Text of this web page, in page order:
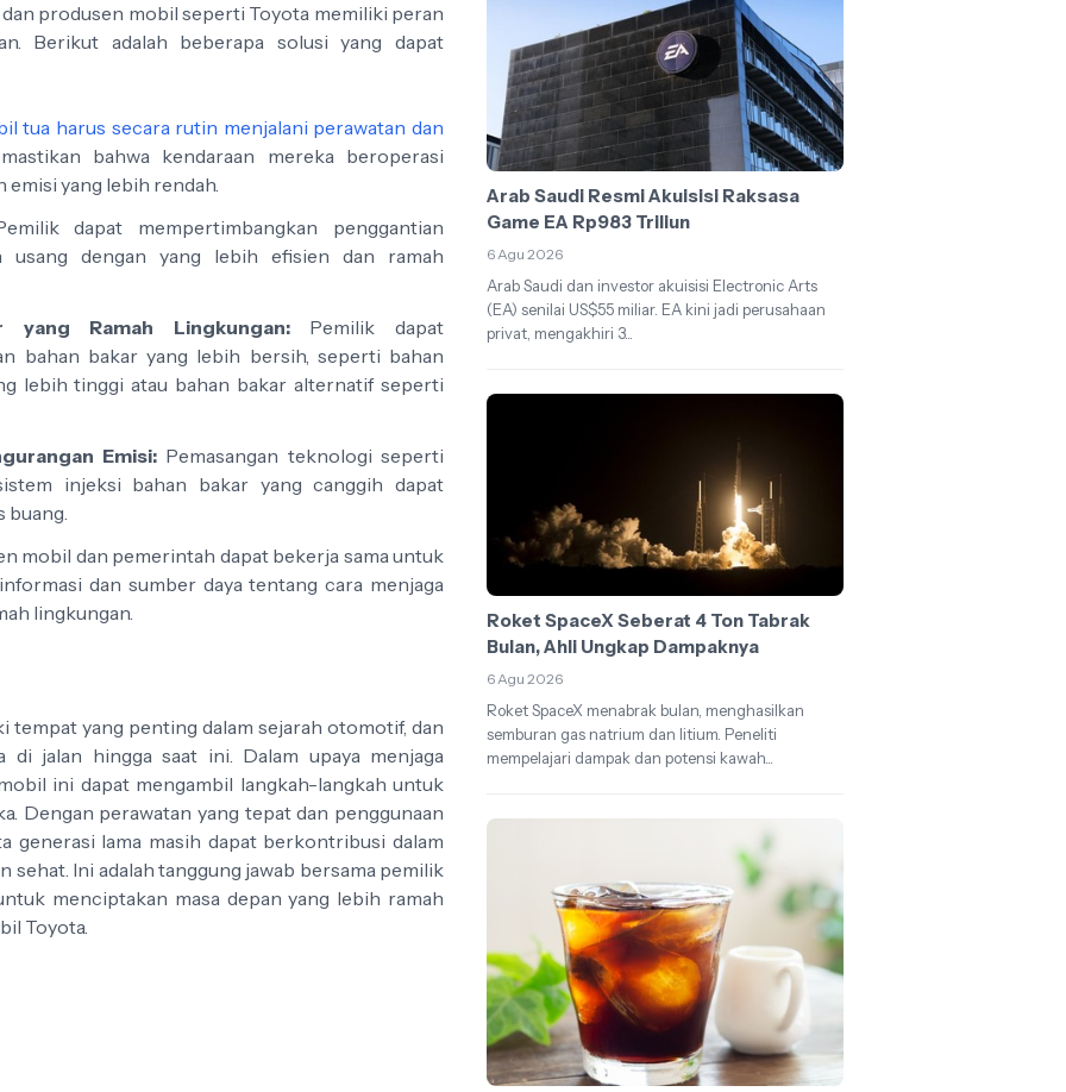
produsen mobil seperti Toyota memiliki peran
Berikut adalah beberapa solusi yang dapat
tua harus secara rutin menjalani perawatan dan
bahwa kendaraan mereka beroperasi
emisi yang lebih rendah.
dapat mempertimbangkan penggantian
usang dengan yang lebih efisien dan ramah
yang Ramah Lingkungan:Pemilik dapat
bahan bakar yang lebih bersih, seperti bahan
lebih tinggi atau bahan bakar alternatif seperti
Emisi: Pemasangan teknologi seperti
injeksi bahan bakar yang canggih dapat
buang.
mobil dan pemerintah dapat bekerja sama untuk
dan sumber daya tentang cara menjaga
lingkungan.
tempat yang penting dalam sejarah otomotif, dan
di jalan hingga saat ini. Dalam upaya menjaga
ini dapat mengambil langkah-langkah untuk
Dengan perawatan yang tepat dan penggunaan
generasi lama masih dapat berkontribusi dalam
sehat. Ini adalah tanggung jawab bersama pemilik
menciptakan masa depan yang lebih ramah
Toyota.
Arab Saudi Resmi Akuisisi Raksasa
Game EA Rp983 Triliun
6 Agu 2026
Arab Saudi dan investor akuisisi Electronic Arts
(EA) senilai US$55 miliar. EA kini jadi perusahaan
privat, mengakhiri 3...
Roket SpaceX Seberat 4 Ton Tabrak
Bulan, Ahli Ungkap Dampaknya
6 Agu 2026
Roket SpaceX menabrak bulan, menghasilkan
semburan gas natrium dan litium. Peneliti
mempelajari dampak dan potensi kawah...